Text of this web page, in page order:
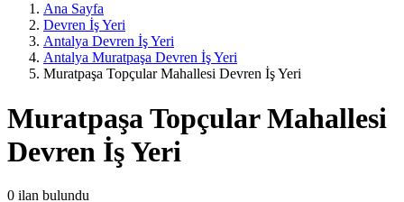
Ana Sayfa
Devren İş Yeri
Antalya Devren İş Yeri
Antalya Muratpaşa Devren İş Yeri
Muratpaşa Topçular Mahallesi Devren İş Yeri
Muratpaşa Topçular Mahallesi
Devren İş Yeri
0 ilan bulundu